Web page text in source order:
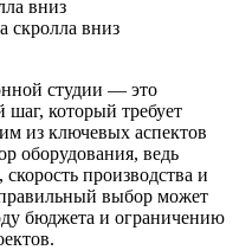
студии — это
который требует
из ключевых аспектов
оборудования, ведь
производства и
выбор может
бюджета и ограничению